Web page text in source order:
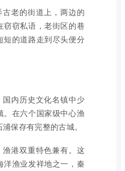
老的街道上，两边的
窃窃私语，老街区的巷
短的道路走到尽头便分
国内历史文化名镇中少
。在六个国家级中心渔
保存有完整的古城。
渔港双重特色兼有。这
洋渔业发祥地之一，秦